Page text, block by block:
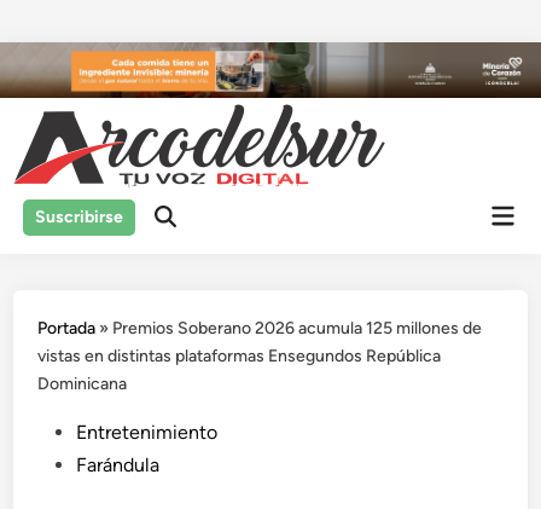
al
contenido
Suscribirse
Portada » Premios Soberano 2026 acumula 125 millones de
vistas en distintas plataformas Ensegundos República
Dominicana
Publicado
en
Entretenimiento
Farándula